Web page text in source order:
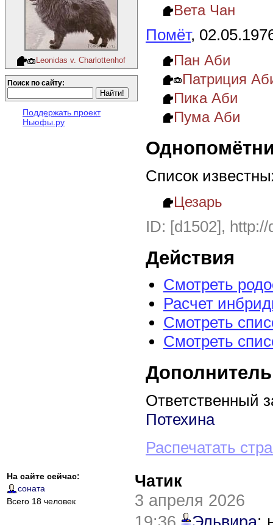
Leonidas v. Сharlottenhof
Поиск по сайту:
Поддержать проект
Ньюфы.ру
Вета Чан
Помёт,
Пан Аби
Патриция
Пика Аби
Пума Аби
Список
Цезарь
ID: [d1502],
Действия
Смотреть
Расчет
Смотреть
Смотреть
Ответственный
Потехина
Распечатать
На сайте сейчас:
соната
Всего 18 человек
Чатик
3 апреля 2026